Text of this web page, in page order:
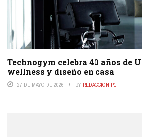
Technogym celebra 40 años de
wellness y diseño en casa
27 DE MAYO DE 2026 BY REDACCIÓN P1